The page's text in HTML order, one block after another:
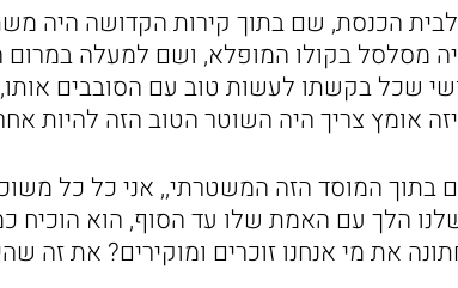
לבית הכנסת, שם בתוך קירות הקדושה היה
מסלסל בקולו המופלא, ושם למעלה במרום
שכל בקשתו לעשות טוב עם הסובבים אותו,
אומץ צריך היה השוטר הטוב הזה להיות
בתוך המוסד הזה המשטרתי,, אני כל כל
הלך עם האמת שלו עד הסוף, הוא הוכיח
את מי אנחנו זוכרים ומוקירים? את זה